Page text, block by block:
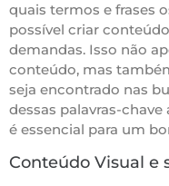
quais termos e frases
possível criar
demandas. Isso não
conteúdo, mas
seja encontrado nas
dessas palavras-
é essencial para um
Conteúdo Visual e